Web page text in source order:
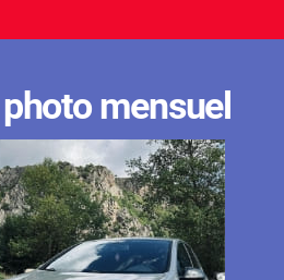
mensuel